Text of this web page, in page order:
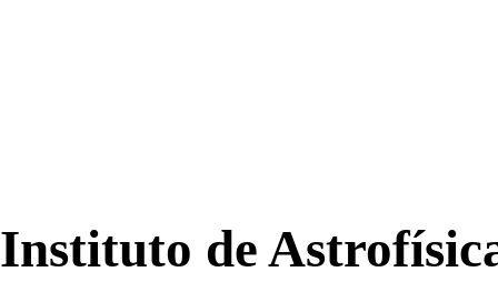
Instituto de